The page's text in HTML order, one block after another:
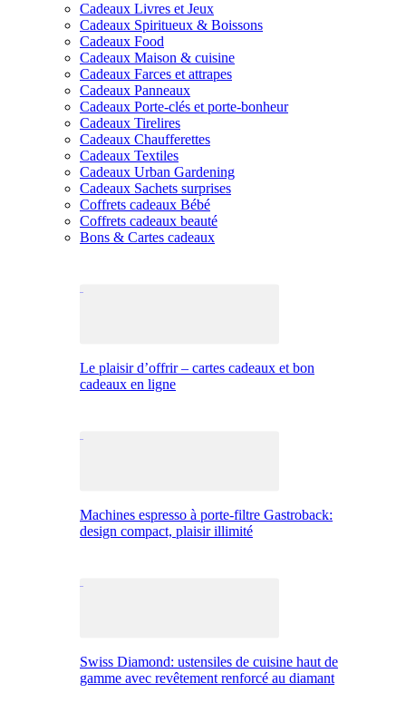
Cadeaux Livres et Jeux
Cadeaux Spiritueux & Boissons
Cadeaux Food
Cadeaux Maison & cuisine
Cadeaux Farces et attrapes
Cadeaux Panneaux
Cadeaux Porte-clés et porte-bonheur
Cadeaux Tirelires
Cadeaux Chaufferettes
Cadeaux Textiles
Cadeaux Urban Gardening
Cadeaux Sachets surprises
Coffrets cadeaux Bébé
Coffrets cadeaux beauté
Bons & Cartes cadeaux
Le plaisir d’offrir – cartes cadeaux et bon
cadeaux en ligne
Machines espresso à porte-filtre Gastroback:
design compact, plaisir illimité
Swiss Diamond: ustensiles de cuisine haut de
gamme avec revêtement renforcé au diamant